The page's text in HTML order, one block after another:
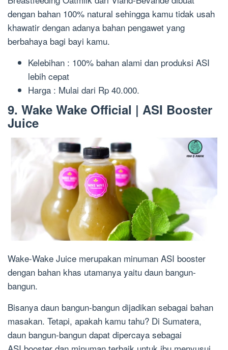
dengan bahan 100% natural sehingga kamu tidak usah
khawatir dengan adanya bahan pengawet yang
berbahaya bagi bayi kamu.
Kelebihan : 100% bahan alami dan produksi ASI
lebih cepat
Harga : Mulai dari Rp 40.000.
9. Wake Wake Official | ASI Booster
Juice
Wake-Wake Juice merupakan minuman ASI booster
dengan bahan khas utamanya yaitu daun bangun-
bangun.
Bisanya daun bangun-bangun dijadikan sebagai bahan
masakan. Tetapi, apakah kamu tahu? Di Sumatera,
daun bangun-bangun dapat dipercaya sebagai